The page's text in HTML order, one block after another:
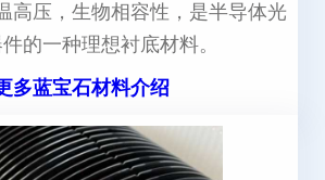
高压，生物相容性，是半导体光
的一种理想衬底材料。
多蓝宝石材料介绍